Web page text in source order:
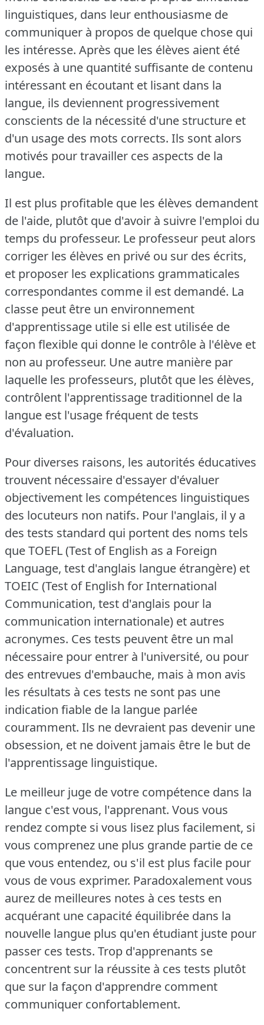
linguistiques, dans leur enthousiasme de
communiquer à propos de quelque chose qui
les intéresse. Après que les élèves aient été
exposés à une quantité suffisante de contenu
intéressant en écoutant et lisant dans la
langue, ils deviennent progressivement
conscients de la nécessité d'une structure et
d'un usage des mots corrects. Ils sont alors
motivés pour travailler ces aspects de la
langue.
Il est plus profitable que les élèves demandent
de l'aide, plutôt que d'avoir à suivre l'emploi du
temps du professeur. Le professeur peut alors
corriger les élèves en privé ou sur des écrits,
et proposer les explications grammaticales
correspondantes comme il est demandé. La
classe peut être un environnement
d'apprentissage utile si elle est utilisée de
façon flexible qui donne le contrôle à l'élève et
non au professeur. Une autre manière par
laquelle les professeurs, plutôt que les élèves,
contrôlent l'apprentissage traditionnel de la
langue est l'usage fréquent de tests
d'évaluation.
Pour diverses raisons, les autorités éducatives
trouvent nécessaire d'essayer d'évaluer
objectivement les compétences linguistiques
des locuteurs non natifs. Pour l'anglais, il y a
des tests standard qui portent des noms tels
que TOEFL (Test of English as a Foreign
Language, test d'anglais langue étrangère) et
TOEIC (Test of English for International
Communication, test d'anglais pour la
communication internationale) et autres
acronymes. Ces tests peuvent être un mal
nécessaire pour entrer à l'université, ou pour
des entrevues d'embauche, mais à mon avis
les résultats à ces tests ne sont pas une
indication fiable de la langue parlée
couramment. Ils ne devraient pas devenir une
obsession, et ne doivent jamais être le but de
l'apprentissage linguistique.
Le meilleur juge de votre compétence dans la
langue c'est vous, l'apprenant. Vous vous
rendez compte si vous lisez plus facilement, si
vous comprenez une plus grande partie de ce
que vous entendez, ou s'il est plus facile pour
vous de vous exprimer. Paradoxalement vous
aurez de meilleures notes à ces tests en
acquérant une capacité équilibrée dans la
nouvelle langue plus qu'en étudiant juste pour
passer ces tests. Trop d'apprenants se
concentrent sur la réussite à ces tests plutôt
que sur la façon d'apprendre comment
communiquer confortablement.